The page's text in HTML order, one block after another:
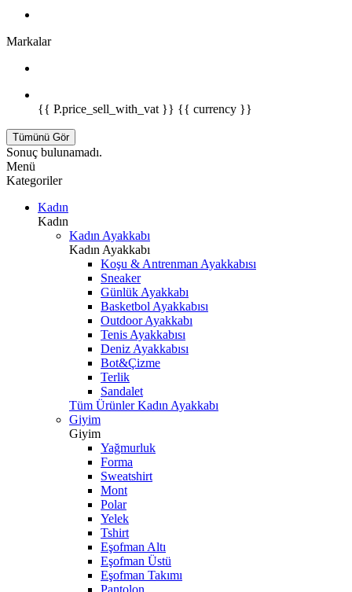
Markalar
{{ P.price_sell_with_vat }} {{ currency }}
Tümünü Gör
Sonuç bulunamadı.
Menü
Kategoriler
Kadın
Kadın
Kadın Ayakkabı
Kadın Ayakkabı
Koşu & Antrenman Ayakkabısı
Sneaker
Günlük Ayakkabı
Basketbol Ayakkabısı
Outdoor Ayakkabı
Tenis Ayakkabısı
Deniz Ayakkabısı
Bot&Çizme
Terlik
Sandalet
Tüm Ürünler Kadın Ayakkabı
Giyim
Giyim
Yağmurluk
Forma
Sweatshirt
Mont
Polar
Yelek
Tshirt
Eşofman Altı
Eşofman Üstü
Eşofman Takımı
Pantolon